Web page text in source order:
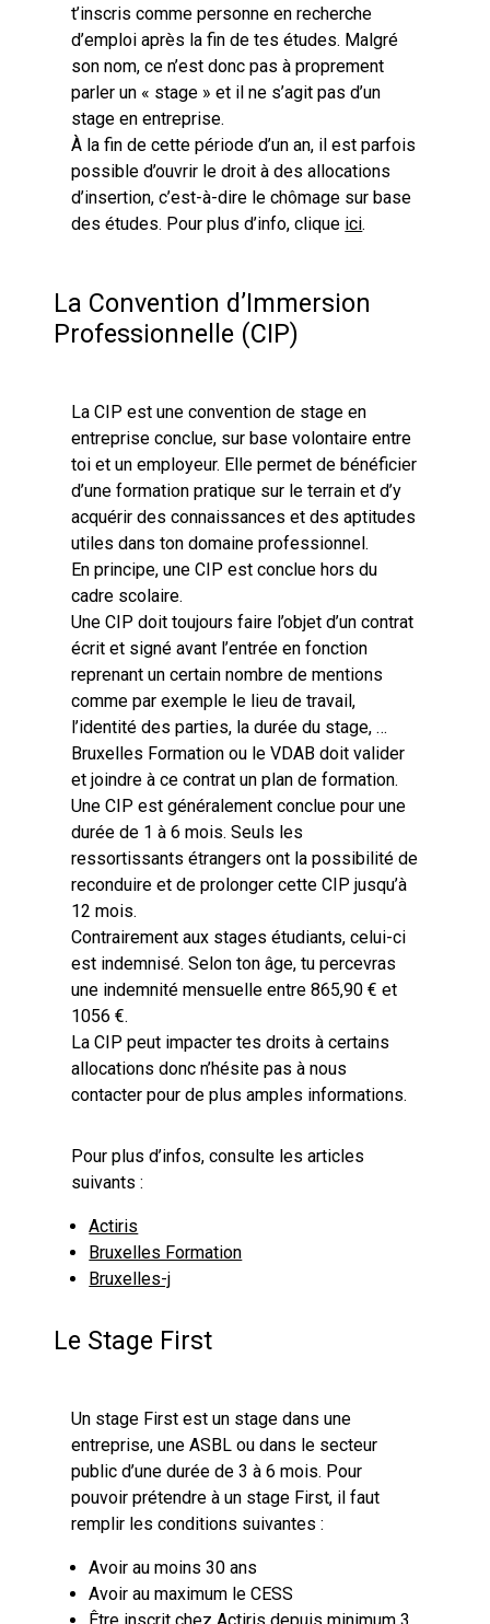
t’inscris comme personne en recherche
d’emploi après la fin de tes études. Malgré
son nom, ce n’est donc pas à proprement
parler un « stage » et il ne s’agit pas d’un
stage en entreprise.
À la fin de cette période d’un an, il est parfois
possible d’ouvrir le droit à des allocations
d’insertion, c’est-à-dire le chômage sur base
des études. Pour plus d’info, clique ici.
La Convention d’Immersion
Professionnelle (CIP)
La CIP est une convention de stage en
entreprise conclue, sur base volontaire entre
toi et un employeur. Elle permet de bénéficier
d’une formation pratique sur le terrain et d’y
acquérir des connaissances et des aptitudes
utiles dans ton domaine professionnel.
En principe, une CIP est conclue hors du
cadre scolaire.
Une CIP doit toujours faire l’objet d’un contrat
écrit et signé avant l’entrée en fonction
reprenant un certain nombre de mentions
comme par exemple le lieu de travail,
l’identité des parties, la durée du stage, …
Bruxelles Formation ou le VDAB doit valider
et joindre à ce contrat un plan de formation.
Une CIP est généralement conclue pour une
durée de 1 à 6 mois. Seuls les
ressortissants étrangers ont la possibilité de
reconduire et de prolonger cette CIP jusqu’à
12 mois.
Contrairement aux stages étudiants, celui-ci
est indemnisé. Selon ton âge, tu percevras
une indemnité mensuelle entre 865,90 € et
1056 €.
La CIP peut impacter tes droits à certains
allocations donc n’hésite pas à nous
contacter pour de plus amples informations.
Pour plus d’infos, consulte les articles
suivants :
Actiris
Bruxelles Formation
Bruxelles-j
Le Stage First
Un stage First est un stage dans une
entreprise, une ASBL ou dans le secteur
public d’une durée de 3 à 6 mois. Pour
pouvoir prétendre à un stage First, il faut
remplir les conditions suivantes :
Avoir au moins 30 ans
Avoir au maximum le CESS